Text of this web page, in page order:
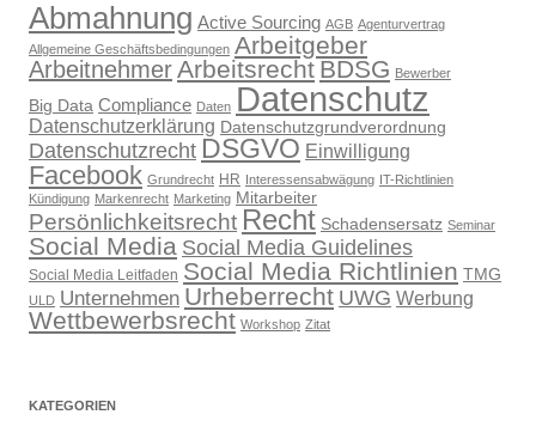
Abmahnung Active Sourcing AGB Agenturvertrag
Allgemeine Geschäftsbedingungen Arbeitgeber
ArbeitnehmerArbeitsrecht BDSG Bewerber
Big Data Compliance Daten Datenschutz
Datenschutzerklärung Datenschutzgrundverordnung
Datenschutzrecht DSGVO Einwilligung
Facebook Grundrecht HR Interessensabwägung IT-Richtlinien
Kündigung Markenrecht Marketing Mitarbeiter
Persönlichkeitsrecht Recht Schadensersatz Seminar
Social Media Social Media Guidelines
Social Media Leitfaden Social Media Richtlinien TMG
ULD Unternehmen Urheberrecht UWG Werbung
Wettbewerbsrecht Workshop Zitat
KATEGORIEN